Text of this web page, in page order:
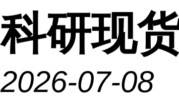
科研现
2026-07-08